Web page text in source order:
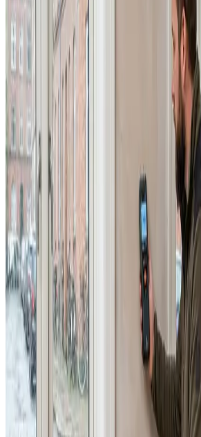
Erhverv, kontor og industri
Dimensionering efter BR18 og AT-krav